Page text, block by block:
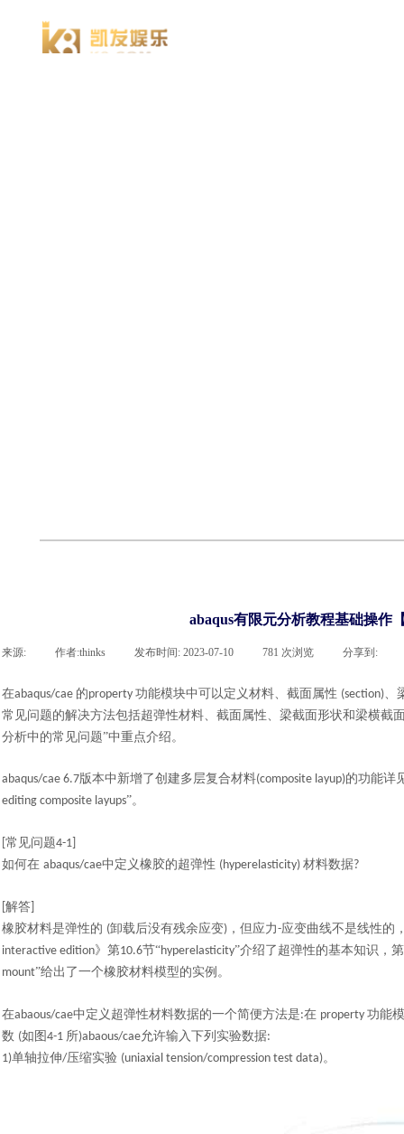
abaqus有限元分析教程基础操作
来源: 作者:thinks 发布时间: 2023-07-10 781 次浏览 分享到:
在abaqus/cae 的property 功能模块中可以定义材料、截面属性 (section)、
常见问题的解决方法包括超弹性材料、截面属性、梁截面形状和梁横截
分析中的常见问题”中重点介绍。
abaqus/cae 6.7版本中新增了创建多层复合材料(composite layup)的功能详
editing composite layups”。
常见问题4-1]
如何在 abaqus/cae中定义橡胶的超弹性 (hyperelasticity) 材料数据?
解答
橡胶材料是弹性的 (卸载后没有残余应变) ，但应力-应变曲线不是线性的
interactive edition》第10.6节“hyperelasticity”介绍了超弹性的基本知识，第
mount”给出了一个橡胶材料模型的实例。
在abaous/cae中定义超弹性材料数据的一个简便方法是:在 property 功能
数 (如图 4-1 所)abaous/cae允许输入下列实验数据:
1)单轴拉伸/压缩实验 (uniaxial tension/compression test data)。